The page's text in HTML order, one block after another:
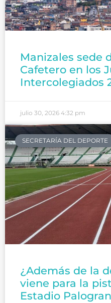
Manizales sede
Cafetero en los
Intercolegiados
julio 30, 2026 4:32 pm
SECRETARÍA DEL DEPORTE
¿Además de la
viene para la
Estadio